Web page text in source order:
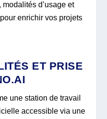
d’usage et
pour enrichir vos projets
ET PRISE
une station de travail
accessible via une